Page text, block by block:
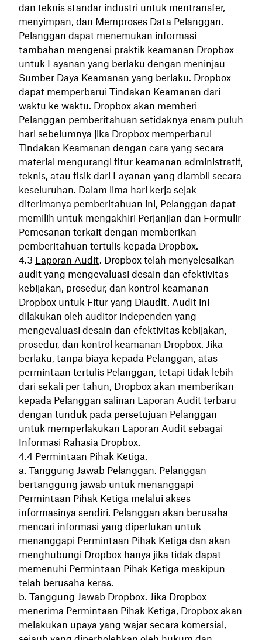
dan teknis standar industri untuk mentransfer,
menyimpan, dan Memproses Data Pelanggan.
Pelanggan dapat menemukan informasi
tambahan mengenai praktik keamanan Dropbox
untuk Layanan yang berlaku dengan meninjau
Sumber Daya Keamanan yang berlaku. Dropbox
dapat memperbarui Tindakan Keamanan dari
waktu ke waktu. Dropbox akan memberi
Pelanggan pemberitahuan setidaknya enam puluh
hari sebelumnya jika Dropbox memperbarui
Tindakan Keamanan dengan cara yang secara
material mengurangi fitur keamanan administratif,
teknis, atau fisik dari Layanan yang diambil secara
keseluruhan. Dalam lima hari kerja sejak
diterimanya pemberitahuan ini, Pelanggan dapat
memilih untuk mengakhiri Perjanjian dan Formulir
Pemesanan terkait dengan memberikan
pemberitahuan tertulis kepada Dropbox.
Laporan Audit. Dropbox telah menyelesaikan
audit yang mengevaluasi desain dan efektivitas
kebijakan, prosedur, dan kontrol keamanan
Dropbox untuk Fitur yang Diaudit. Audit ini
dilakukan oleh auditor independen yang
mengevaluasi desain dan efektivitas kebijakan,
prosedur, dan kontrol keamanan Dropbox. Jika
berlaku, tanpa biaya kepada Pelanggan, atas
permintaan tertulis Pelanggan, tetapi tidak lebih
dari sekali per tahun, Dropbox akan memberikan
kepada Pelanggan salinan Laporan Audit terbaru
dengan tunduk pada persetujuan Pelanggan
untuk memperlakukan Laporan Audit sebagai
Informasi Rahasia Dropbox.
Permintaan Pihak Ketiga.
Tanggung Jawab Pelanggan. Pelanggan
bertanggung jawab untuk menanggapi
Permintaan Pihak Ketiga melalui akses
informasinya sendiri. Pelanggan akan berusaha
mencari informasi yang diperlukan untuk
menanggapi Permintaan Pihak Ketiga dan akan
menghubungi Dropbox hanya jika tidak dapat
memenuhi Permintaan Pihak Ketiga meskipun
telah berusaha keras.
Tanggung Jawab Dropbox. Jika Dropbox
menerima Permintaan Pihak Ketiga, Dropbox akan
melakukan upaya yang wajar secara komersial,